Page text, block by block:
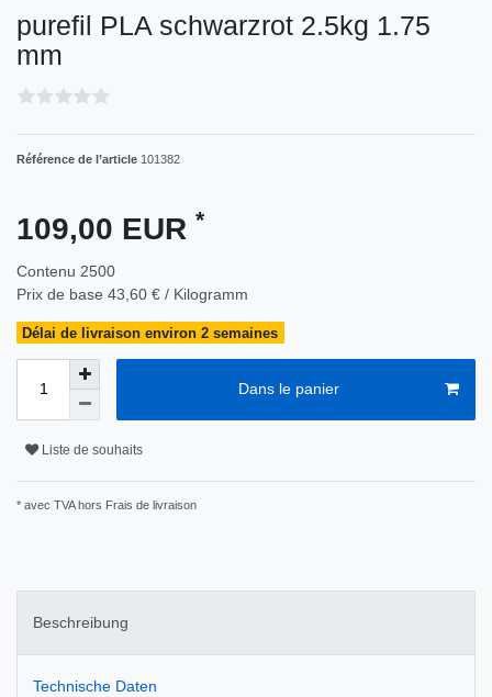
purefil PLA schwarzrot 2.5kg 1.75
mm
Référence de l’article 101382
109,00 EUR *
Contenu 2500
Prix de base 43,60 € / Kilogramm
Délai de livraison environ 2 semaines
Dans le panier
Liste de souhaits
* avec TVA hors Frais de livraison
Beschreibung
Technische Daten